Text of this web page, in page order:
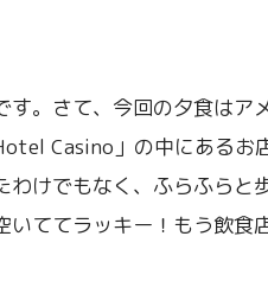
す。さて、今回の夕食はア
Casino」の中にあるお
わけでもなく、ふらふらと
いててラッキー！もう飲